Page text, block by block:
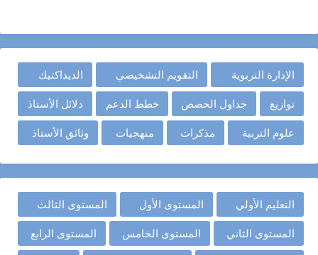
الإدارة التربوية التقويم التشخيصي الديداكتيك
توازيع جداول الحصص خطط الدعم دلائل الأستاذ
علوم التربية مذكرات منهجيات وثائق الأستاذ
التعليم الأولي المستوى الأول المستوى الثالث
المستوى الثاني المستوى الخامس المستوى الرابع